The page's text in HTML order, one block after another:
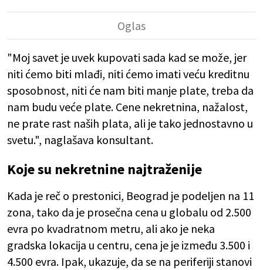
"Moj savet je uvek kupovati sada kad se može, jer
niti ćemo biti mlađi, niti ćemo imati veću kreditnu
sposobnost, niti će nam biti manje plate, treba da
nam budu veće plate. Cene nekretnina, nažalost,
ne prate rast naših plata, ali je tako jednostavno u
svetu.", naglašava konsultant.
Koje su nekretnine najtraženije
Kada je reč o prestonici, Beograd je podeljen na 11
zona, tako da je prosečna cena u globalu od 2.500
evra po kvadratnom metru, ali ako je neka
gradska lokacija u centru, cena je je između 3.500 i
4.500 evra. Ipak, ukazuje, da se na periferiji stanovi